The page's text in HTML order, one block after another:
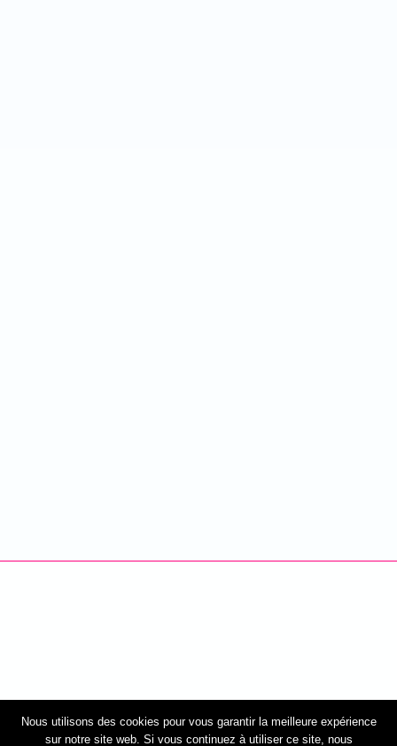
Nous utilisons des cookies pour vous garantir la meilleure expérience
sur notre site web. Si vous continuez à utiliser ce site, nous